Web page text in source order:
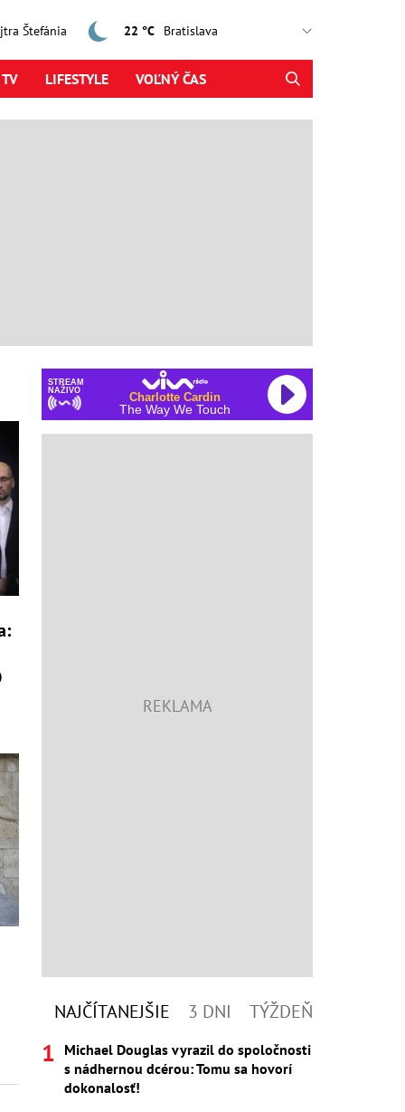
Štefánia 22 °C
LIFESTYLE VOĽNÝ ČAS
STREAM
NAŽIVO
Charlotte Cardin
The Way We Touch
NAJČÍTANEJŠIE 3 DNI TÝŽDEŇ
Michael Douglas vyrazil do spoločnosti
s nádhernou dcérou: Tomu sa hovorí
dokonalosť!